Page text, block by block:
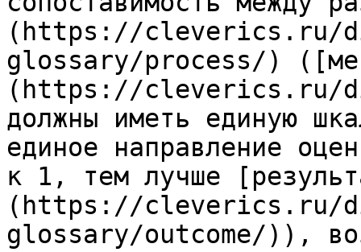
(https://cleverics.ru/
glossary/process/)
(https://cleverics.ru/
должны иметь единую
единое направление
к 1, тем лучше
(https://cleverics.ru/
glossary/outcome/)),